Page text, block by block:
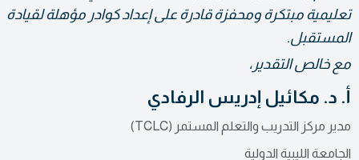
تعليمية مبتكرة ومحفزة قادرة على إعداد كوادر مؤهلة لقيادة
المستقبل.
مع خالص التقدير،
أ. د. مكائيل إدريس الرفادي
مدير مركز التدريب والتعلم المستمر (TCLC)
الجامعة الليبية الدولية